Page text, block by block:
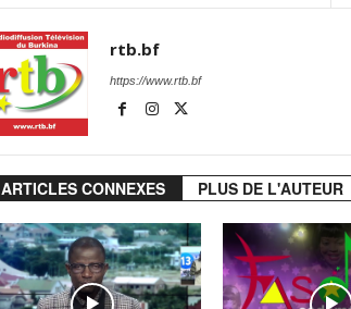
rtb.bf
https://www.rtb.bf
ARTICLES CONNEXES PLUS DE L'AUTEUR